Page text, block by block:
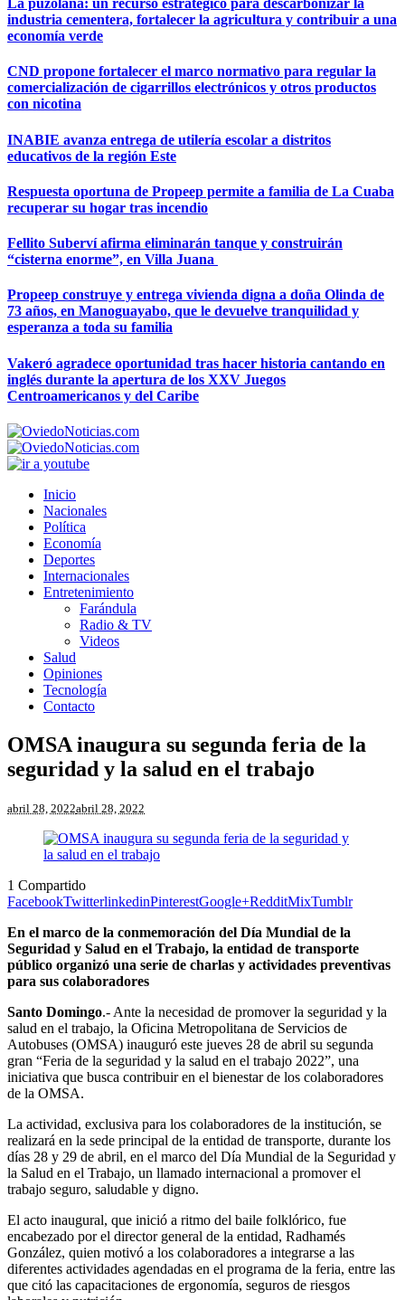
La puzolana: un recurso estratégico para descarbonizar la
industria cementera, fortalecer la agricultura y contribuir a una
economía verde
CND propone fortalecer el marco normativo para regular la
comercialización de cigarrillos electrónicos y otros productos
con nicotina
INABIE avanza entrega de utilería escolar a distritos
educativos de la región Este
Respuesta oportuna de Propeep permite a familia de La Cuaba
recuperar su hogar tras incendio
Fellito Suberví afirma eliminarán tanque y construirán
“cisterna enorme”, en Villa Juana
Propeep construye y entrega vivienda digna a doña Olinda de
73 años, en Manoguayabo, que le devuelve tranquilidad y
esperanza a toda su familia
Vakeró agradece oportunidad tras hacer historia cantando en
inglés durante la apertura de los XXV Juegos
Centroamericanos y del Caribe
Inicio
Nacionales
Política
Economía
Deportes
Internacionales
Entretenimiento
Farándula
Radio & TV
Videos
Salud
Opiniones
Tecnología
Contacto
OMSA inaugura su segunda feria de la
seguridad y la salud en el trabajo
abril 28, 2022abril 28, 2022
1 Compartido
FacebookTwitterlinkedinPinterestGoogle+RedditMixTumblr
En el marco de la conmemoración del Día Mundial de la
Seguridad y Salud en el Trabajo, la entidad de transporte
público organizó una serie de charlas y actividades preventivas
para sus colaboradores
Santo Domingo.- Ante la necesidad de promover la seguridad y la
salud en el trabajo, la Oficina Metropolitana de Servicios de
Autobuses (OMSA) inauguró este jueves 28 de abril su segunda
gran “Feria de la seguridad y la salud en el trabajo 2022”, una
iniciativa que busca contribuir en el bienestar de los colaboradores
de la OMSA.
La actividad, exclusiva para los colaboradores de la institución, se
realizará en la sede principal de la entidad de transporte, durante los
días 28 y 29 de abril, en el marco del Día Mundial de la Seguridad y
la Salud en el Trabajo, un llamado internacional a promover el
trabajo seguro, saludable y digno.
El acto inaugural, que inició a ritmo del baile folklórico, fue
encabezado por el director general de la entidad, Radhamés
González, quien motivó a los colaboradores a integrarse a las
diferentes actividades agendadas en el programa de la feria, entre las
que citó las capacitaciones de ergonomía, seguros de riesgos